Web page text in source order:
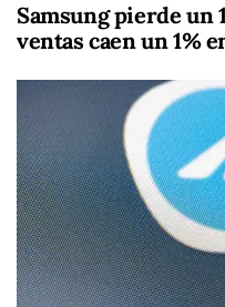
Samsung pierde un
ventas caen un 1%